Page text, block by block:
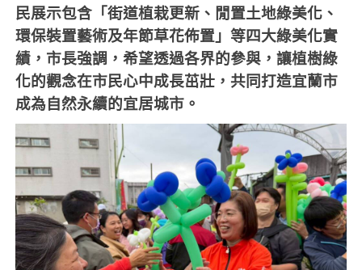
民展示包含「街道植栽更新、閒置土地綠美化、
環保裝置藝術及年節草花佈置」等四大綠美化實
績，市長強調，希望透過各界的參與，讓植樹綠
化的觀念在市民心中成長茁壯，共同打造宜蘭市
成為自然永續的宜居城市。